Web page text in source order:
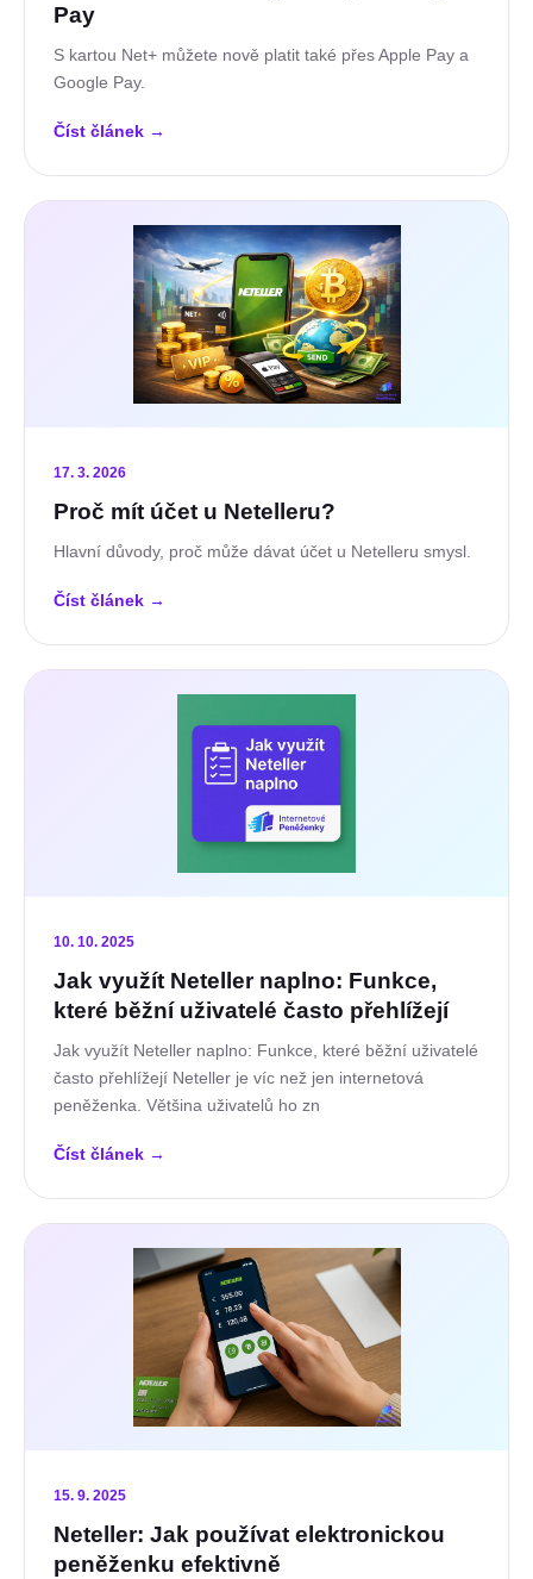
Pay
S kartou Net+ můžete nově platit také přes Apple Pay a
Google Pay.
Číst článek →
17. 3. 2026
Proč mít účet u Netelleru?
Hlavní důvody, proč může dávat účet u Netelleru smysl.
Číst článek →
10. 10. 2025
Jak využít Neteller naplno: Funkce,
které běžní uživatelé často přehlížejí
Jak využít Neteller naplno: Funkce, které běžní uživatelé
často přehlížejí Neteller je víc než jen internetová
peněženka. Většina uživatelů ho zn
Číst článek →
15. 9. 2025
Neteller: Jak používat elektronickou
peněženku efektivně